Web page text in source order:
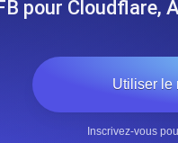
performances de votre site Web.
pour Cloudflare,
Utiliser le
Inscrivez-vous